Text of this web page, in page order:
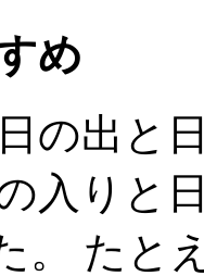
め
の出と
入りと
。 たと